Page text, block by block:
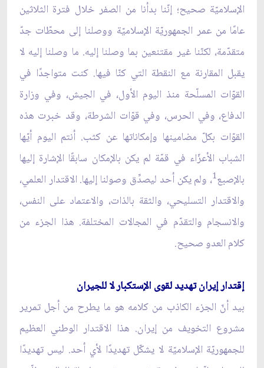
الإسلاميّة صحيح؛ إنّنا بدأنا من الصفر خلال فترة الثلاثين
عامًا من عمر الجمهوريّة الإسلاميّة ووصلنا إلى محطّات جدّ
متقدّمة، لكنّنا غير مقتنعين بما وصلنا إليه. ما وصلنا إليه لا
يقبل المقارنة مع النقطة التي كنّا فيها. كنت متواجدًا في
القوّات المسلّحة منذ اليوم الأول، في الجيش، وفي وزارة
الدفاع، وفي الحرس، وفي قوّات الشرطة، وقد خبرت هذه
القوّات بكلّ مضامينها وإمكاناتها عن كثب. أنتم اليوم أيّها
الشباب الأعزّاء في قمّة لم يكن بالإمكان سابقًا الإشارة إليها
بالإصبع1، ولم يكن أحد ليصدِّق وصولنا إليها. الاقتدار العلمي،
والاقتدار التسليحي، والثقة بالذات، والاعتماد على النفس،
والانسجام والتقدّم في المجالات المختلفة. هذا الجزء من
كلام العدو صحيح.
إقتدار إيران تهديد لقوى الإستكبار لا للجيران
بيد أنّ الجزء الكاذب من كلامه هو ما يطرح من أجل تمرير
مشروع التخويف من إيران. هذا الاقتدار الوطني العظيم
للجمهوريّة الإسلاميّة لا يشكّل تهديدًا لأي أحد. ليس تهديدًا